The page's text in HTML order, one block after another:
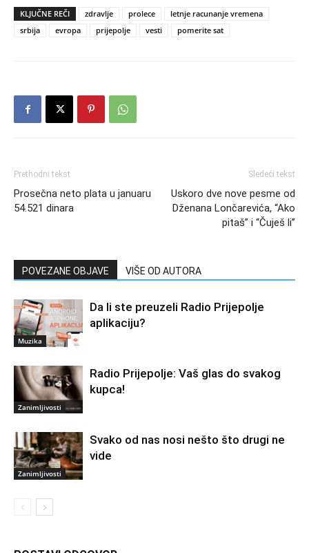
KLJUČNE REČI zdravlje prolece
letnje racunanje vremena
srbija
evropa prijepolje vesti pomerite sat
Prethodni tekst
Prosečna neto plata u januaru
54.521 dinara
Sledeći tekst
Uskoro dve nove pesme od
Dženana Lončarevića, “Ako
pitaš” i “Čuješ li”
POVEZANE OBJAVE VIŠE OD AUTORA
Muzika
Da li ste preuzeli Radio Prijepolje
aplikaciju?
Zanimljivosti
Radio Prijepolje: Vaš glas do svakog
kupca!
Zanimljivosti
Svako od nas nosi nešto što drugi ne
vide